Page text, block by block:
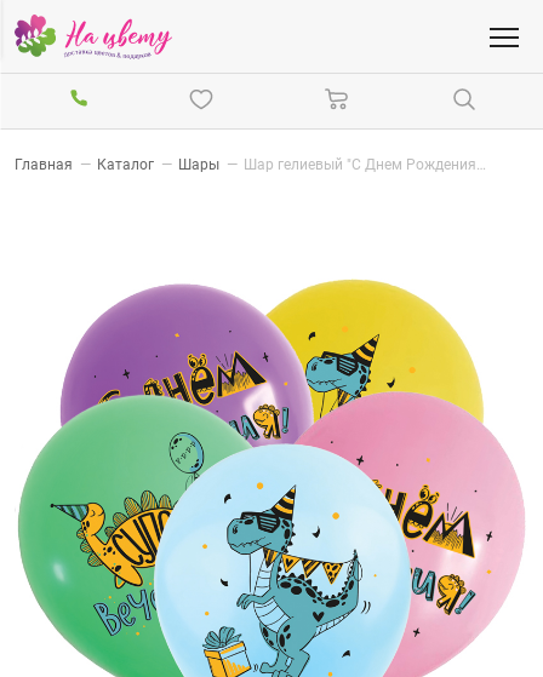
Главная — Каталог — Шары — Шар гелиевый "С Днем Рождения!" Веселые динозавры